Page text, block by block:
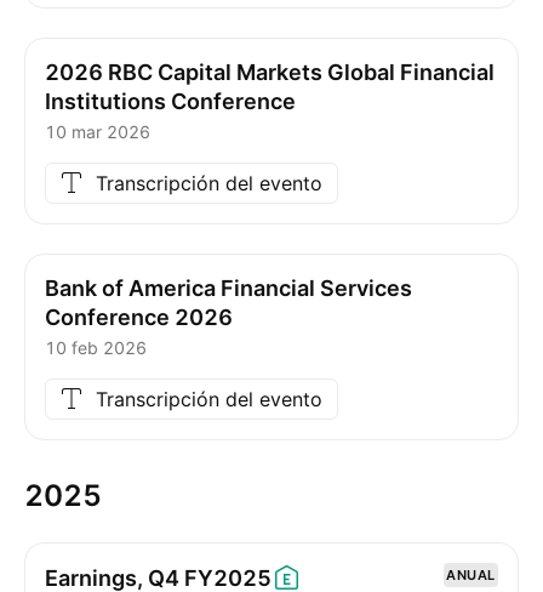
2026 RBC Capital Markets Global Financial
Institutions Conference
10 mar 2026
Transcripción del evento
Bank of America Financial Services
Conference 2026
10 feb 2026
Transcripción del evento
2025
Earnings, Q4 FY2025 ANUAL